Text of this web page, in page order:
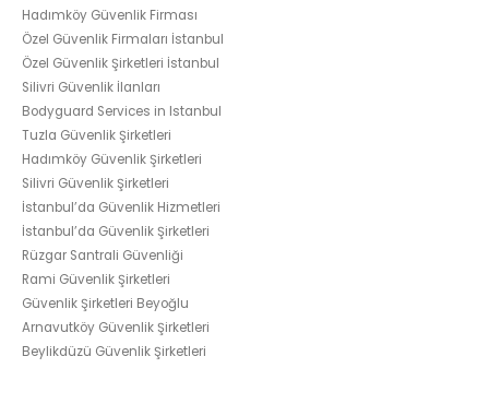
Hadımköy Güvenlik Firması
Özel Güvenlik Firmaları İstanbul
Özel Güvenlik Şirketleri İstanbul
Silivri Güvenlik İlanları
Bodyguard Services in Istanbul
Tuzla Güvenlik Şirketleri
Hadımköy Güvenlik Şirketleri
Silivri Güvenlik Şirketleri
İstanbul’da Güvenlik Hizmetleri
İstanbul’da Güvenlik Şirketleri
Rüzgar Santrali Güvenliği
Rami Güvenlik Şirketleri
Güvenlik Şirketleri Beyoğlu
Arnavutköy Güvenlik Şirketleri
Beylikdüzü Güvenlik Şirketleri